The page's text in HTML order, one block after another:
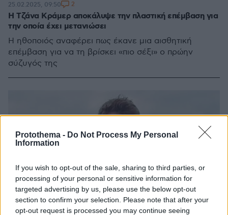
Protothema - Do Not Process My Personal
Information
If you wish to opt-out of the sale, sharing to third parties, or
processing of your personal or sensitive information for
targeted advertising by us, please use the below opt-out
section to confirm your selection. Please note that after your
opt-out request is processed you may continue seeing
Η Τζάνα Κράμερ αποκάλυψε την πλαστική επέμβαση για
την οποία έχει μετανιώσει
Η ηθοποιός αναφέρει πως έκανε μια αισθητική
επέμβαση για να τη βρίσκει «πιο σέξι» ο πρώην
σύζυγός της
25.02.2025, 09:50 2